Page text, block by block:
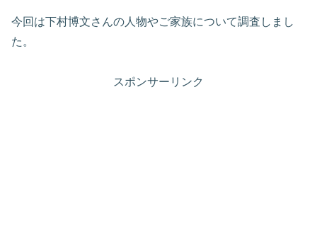
今回は下村博文さんの人物やご家族について調査しまし
た。
スポンサーリンク